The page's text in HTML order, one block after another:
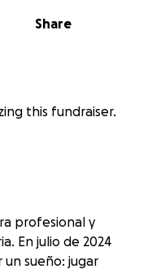
Share
this fundraiser.
profesional y
En julio de 2024
sueño: jugar